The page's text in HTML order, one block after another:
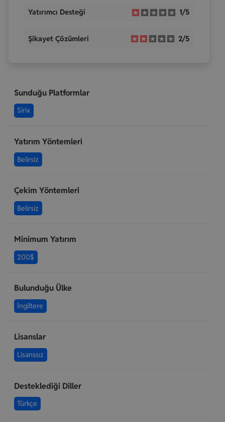
Yatırımcı Desteği 1/5
Şikayet Çözümleri 2/5
Sunduğu Platformlar
Sirix
Yatırım Yöntemleri
Belirsiz
Çekim Yöntemleri
Belirsiz
Minimum Yatırım
200$
Bulunduğu Ülke
İngiltere
Lisanslar
Lisanssız
Desteklediği Diller
Türkçe